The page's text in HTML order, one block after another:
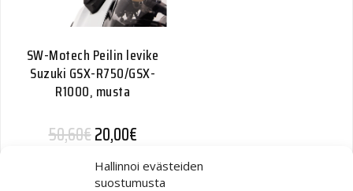
Hallinnoi evästeiden
suostumusta
SW-Motech Peilin levike
Suzuki GSX-R750/GSX-
R1000, musta
50,60€Alkuperäinen hinta oli: 50,60€.
20,00€Nykyinen hinta on: 20,00€.